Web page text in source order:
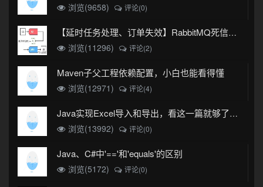
浏览(9658) 评论(0)
【延时任务处理、订单失效】RabbitMQ死信队列实现
浏览(11296)
评论(2)
Maven子父工程依赖配置，小白也能看得懂
浏览(12971) 评论(4)
Java实现Excel导入和导出，看这一篇就够了(珍藏版)
浏览(13992)
评论(0)
Java、C#中'=='和'equals'的区别
浏览(5172) 评论(0)